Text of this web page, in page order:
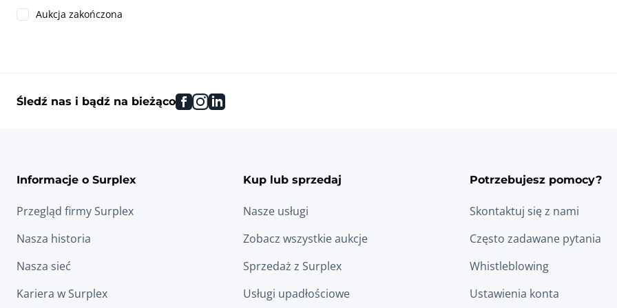
Aukcja zakończona
Śledź nas i bądź na bieżąco facebook
instagram
linkedin
Informacje o Surplex
Przegląd firmy Surplex
Nasza historia
Nasza sieć
Kariera w Surplex
Kup lub sprzedaj
Nasze usługi
Zobacz wszystkie aukcje
Sprzedaż z Surplex
Usługi upadłościowe
Potrzebujesz pomocy?
Skontaktuj się z nami
Często zadawane pytania
Whistleblowing
Ustawienia konta